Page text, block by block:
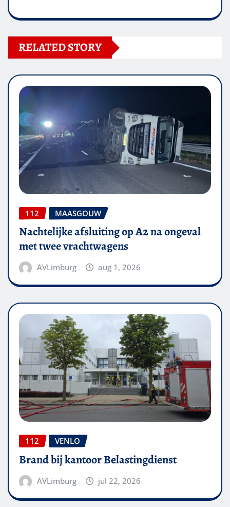
RELATED STORY
112 MAASGOUW
Nachtelijke afsluiting op A2 na ongeval
met twee vrachtwagens
AVLimburg aug 1, 2026
112 VENLO
Brand bij kantoor Belastingdienst
AVLimburg jul 22, 2026